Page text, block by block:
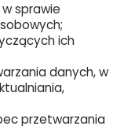
sprawie
ich
danych, w
przetwarzania